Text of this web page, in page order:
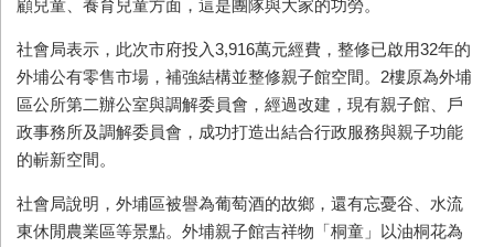
顧兒童、養育兒童方面，這是團隊與大家的功勞。
社會局表示，此次市府投入3,916萬元經費，整修已啟用32年的
外埔公有零售市場，補強結構並整修親子館空間。2樓原為外埔
區公所第二辦公室與調解委員會，經過改建，現有親子館、戶
政事務所及調解委員會，成功打造出結合行政服務與親子功能
的嶄新空間。
社會局說明，外埔區被譽為葡萄酒的故鄉，還有忘憂谷、水流
東休閒農業區等景點。外埔親子館吉祥物「桐童」以油桐花為